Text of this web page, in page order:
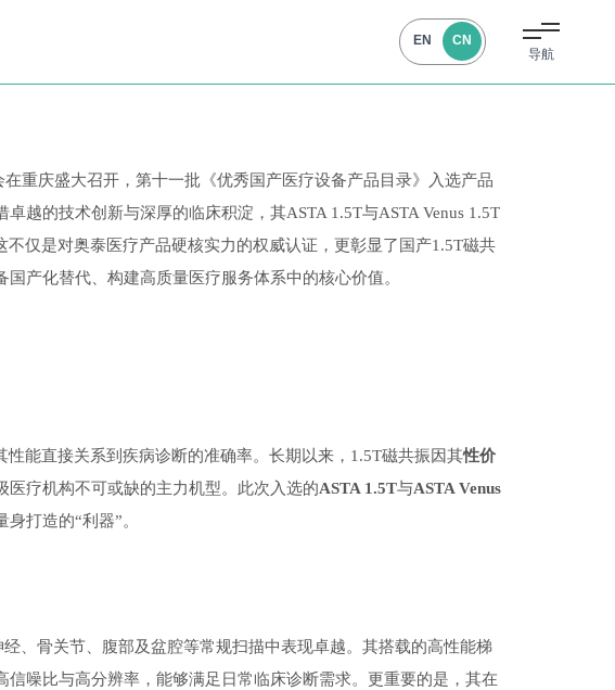
EN CN
导航
重庆盛大召开，第十一批《优秀国产医疗设备产品目录》入选产品
越的技术创新与深厚的临床积淀，其ASTA 1.5T与ASTA Venus 1.5T
不仅是对奥泰医疗产品硬核实力的权威认证，更彰显了国产1.5T磁共
产化替代、构建高质量医疗服务体系中的核心价值。
能直接关系到疾病诊断的准确率。长期以来，1.5T磁共振因其性价
医疗机构不可或缺的主力机型。此次入选的ASTA 1.5T与ASTA Venus
打造的“利器”。
、骨关节、腹部及盆腔等常规扫描中表现卓越。其搭载的高性能梯
噪比与高分辨率，能够满足日常临床诊断需求。更重要的是，其在